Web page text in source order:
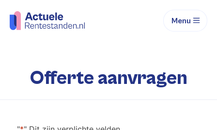
Menu
Offerte aanvragen